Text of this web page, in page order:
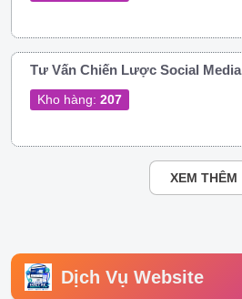
Tư Vấn Chiến Lược Social Media
Kho hàng: 207
XEM THÊM
Dịch Vụ Website